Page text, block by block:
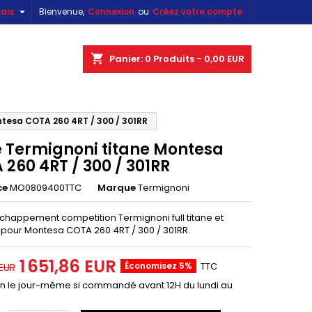
Bienvenue, Connexion ou Créez votre compte

shopping_cart Panier: 0 Produits - 0,00 EUR
COTA 260 4RT / 300 / 301RR
Termignoni titane Montesa
260 4RT / 300 / 301RR
MO0809400TTC MarqueTermignoni
competition Termignoni full titane et
Montesa COTA 260 4RT / 300 / 301RR.
1 651,86 EUR Économisez 5%
TTC
le jour-même si commandé avant 12H du lundi au